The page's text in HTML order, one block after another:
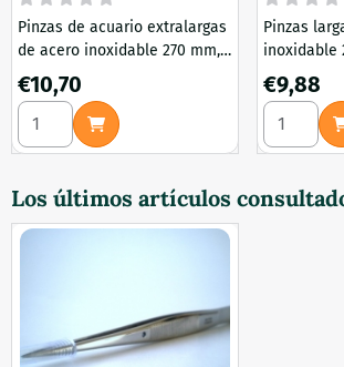
Pinzas de acuario extralargas
de acero inoxidable 270 mm,
para tubos de cultivo o
matraces Erlenmeyer
Precio: 10,70
€10,70
Seleccionar cantidad para Pinzas acero
Pinzas largas
inoxidable
tubos de
Precio: 9,88
€9,88
Los últimos artículos